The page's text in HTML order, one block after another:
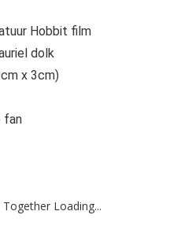
Hobbit film
dolk
x 3cm)
fan
Loading...